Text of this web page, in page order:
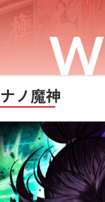
ナノ魔神